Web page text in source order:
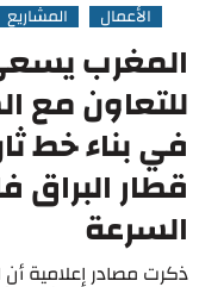
الأعمال المشاريع
المغرب
للتعاون مع
في بناء خط
قطار البراق
السرعة
ذكرت مصادر إعلامية